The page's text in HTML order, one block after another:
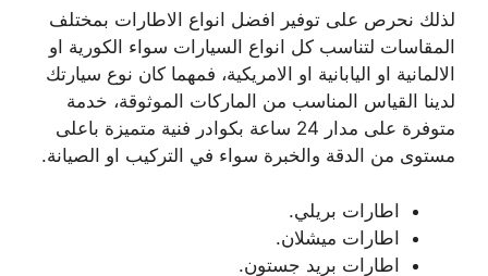
لذلك نحرص على توفير افضل انواع الاطارات بمختلف
المقاسات لتناسب كل انواع السيارات سواء الكورية او
الالمانية او اليابانية او الامريكية، فمهما كان نوع سيارتك
لدينا القياس المناسب من الماركات الموثوقة، خدمة
متوفرة على مدار 24 ساعة بكوادر فنية متميزة باعلى
مستوى من الدقة والخبرة سواء في التركيب او الصيانة.
اطارات بريلي.
اطارات ميشلان.
اطارات بريد جستون.